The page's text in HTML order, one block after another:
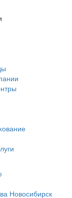
Новосибирск